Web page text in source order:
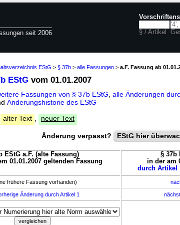
seit 2006 § / Artikel
EStG > § 37b > alle Fassungen > a.F. Fassung ab
EStG vom 01.01.2007
Fassungen von § 37b EStG alle Änderungen
Änderungshistorie des EStG
alter Text neuer Text
Änderung verpasst? EStG hier
EStG a.F. (alte Fassung)
01.01.2007 geltenden Fassung
§ 37b
in der am
durch Artikel
frühere Fassung vorhanden)
Änderung durch Artikel 1